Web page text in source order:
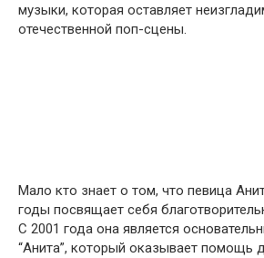
музыки, которая оставляет
отечественной поп-сцены.
Мало кто знает о том, что певица
годы посвящает себя
С 2001 года она является
“Анита”, который оказывает помощь